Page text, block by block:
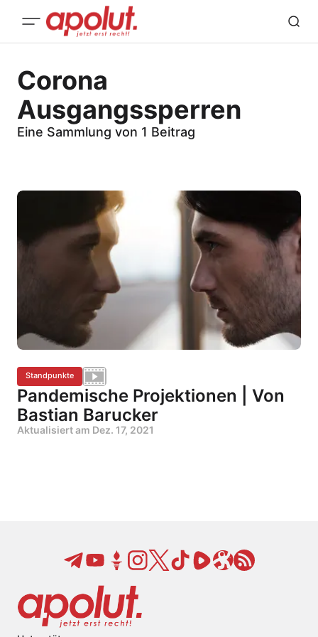
Corona
Ausgangssperren
Eine Sammlung von 1 Beitrag
Standpunkte
Pandemische Projektionen | Von
Bastian Barucker
Aktualisiert am Dez. 17, 2021